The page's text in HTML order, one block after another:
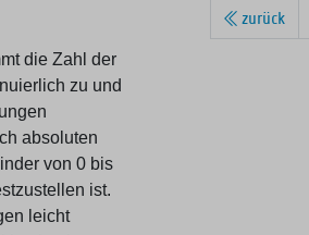
die Zahl der
zu und
absoluten
von 0 bis
ist.
leicht
zurück